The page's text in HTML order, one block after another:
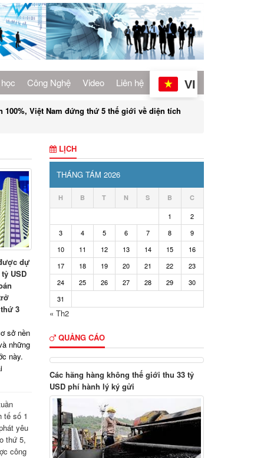
Công Nghệ Video Liên hệ VI
Việt Nam đứng thứ 5 thế giới về diện tích
dự
USD
3
sở nền
những
này.
tế số 1
yêu
thứ 5,
công
LỊCH
THÁNG TÁM 2026
H B T N S B C
1
2
3
4 5 6 7 8
9
10
11 12 13 14 15
16
17
18 19 20 21 22
23
24
25 26 27 28 29
30
31
« Th2
QUẢNG CÁO
Các hãng hàng không thế giới thu 33 tỷ
USD phí hành lý ký gửi